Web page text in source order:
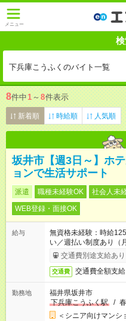
メニュー
下兵庫こうふくのバイト一覧
8件中1 ～ 8件表示
新着順 時給順 人気順
坂井市【週3日～】ホ
ョンで生活サポート
派遣 職種未経験OK 社会人未
WEB登録・面接OK
給与
無資格未経験：時給
い／週払い制度あり（
完了次第のお支払いと
交通費別途支給あり
交通費 交通費全額支
勤務地
福井県坂井市
下兵庫こうふく駅
/
＜シニア向けマンシ